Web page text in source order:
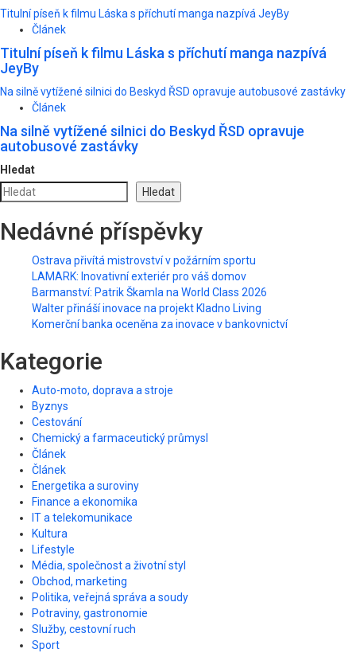
Titulní píseň k filmu Láska s příchutí manga nazpívá JeyBy
Článek
Titulní píseň k filmu Láska s příchutí manga nazpívá
JeyBy
Na silně vytížené silnici do Beskyd ŘSD opravuje autobusové zastávky
Článek
Na silně vytížené silnici do Beskyd ŘSD opravuje
autobusové zastávky
Hledat
Hledat
Nedávné příspěvky
Ostrava přivítá mistrovství v požárním sportu
LAMARK: Inovativní exteriér pro váš domov
Barmanství: Patrik Škamla na World Class 2026
Walter přináší inovace na projekt Kladno Living
Komerční banka oceněna za inovace v bankovnictví
Kategorie
Auto-moto, doprava a stroje
Byznys
Cestování
Chemický a farmaceutický průmysl
Článek
Článek
Energetika a suroviny
Finance a ekonomika
IT a telekomunikace
Kultura
Lifestyle
Média, společnost a životní styl
Obchod, marketing
Politika, veřejná správa a soudy
Potraviny, gastronomie
Služby, cestovní ruch
Sport